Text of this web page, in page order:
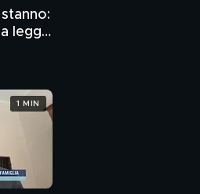
legge
1 MIN